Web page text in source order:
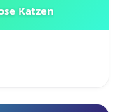
Katzen